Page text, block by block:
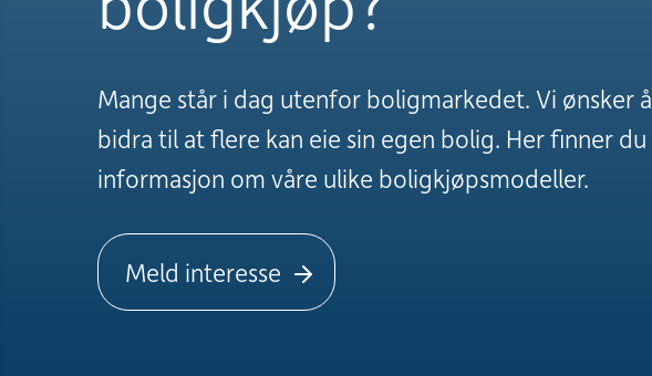
Mange står i dag utenfor boligmarkedet. Vi ønsker å
bidra til at flere kan eie sin egen bolig. Her finner du
informasjon om våre ulike boligkjøpsmodeller.
Meld interesse